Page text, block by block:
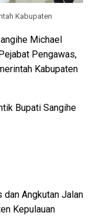
Kabupaten
Michael
Pengawas,
Kabupaten
Bupati Sangihe
dan Angkutan Jalan
Kepulauan